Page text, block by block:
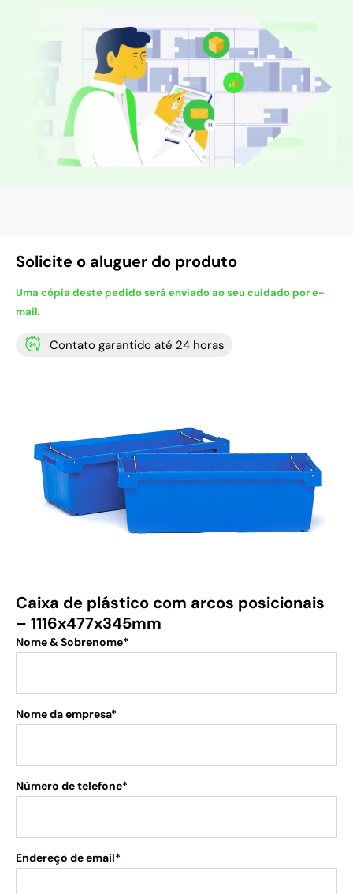
Solicite o aluguer do produto
Uma cópia deste pedido será enviado ao seu cuidado por e-
mail.
Contato garantido até 24 horas
Caixa de plástico com arcos posicionais
– 1116x477x345mm
Nome & Sobrenome*
Nome da empresa*
Número de telefone*
Endereço de email*